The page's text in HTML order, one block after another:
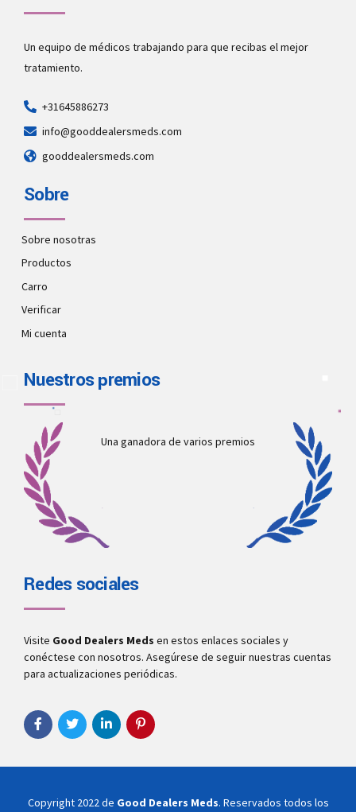
Un equipo de médicos trabajando para que recibas el mejor
tratamiento.
+31645886273
info@gooddealersmeds.com
gooddealersmeds.com
Sobre
Sobre nosotras
Productos
Carro
Verificar
Mi cuenta
Nuestros premios
Una ganadora de varios premios
Redes sociales
Visite Good Dealers Meds en estos enlaces sociales y
conéctese con nosotros. Asegúrese de seguir nuestras cuentas
para actualizaciones periódicas.
Copyright 2022 de Good Dealers Meds. Reservados todos los